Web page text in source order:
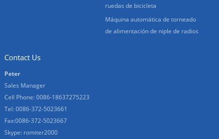
ruedas de bicicleta
Máquina automática de torneado
de alimentación de niple de radios
Contact Us
Peter
Sales Manager
Cell Phone: 0086-18637275223
Tel: 0086-372-5023661
Fax:0086-372-5023667
Skype: romiter2000